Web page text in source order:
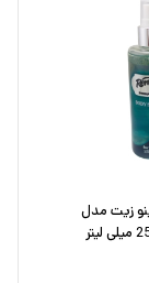
زیت مدل